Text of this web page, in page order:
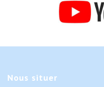
Nous situer